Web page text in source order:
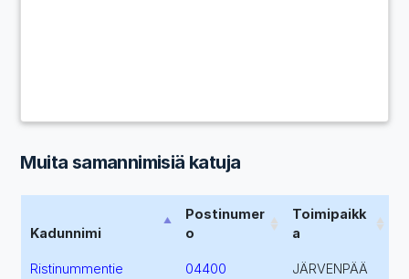
Muita samannimisiä katuja
Kadunnimi
Postinumer
o
Toimipaikk
a
Ristinummentie 04400 JÄRVENPÄÄ